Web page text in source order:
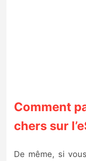
Comment
chers sur
De même, si